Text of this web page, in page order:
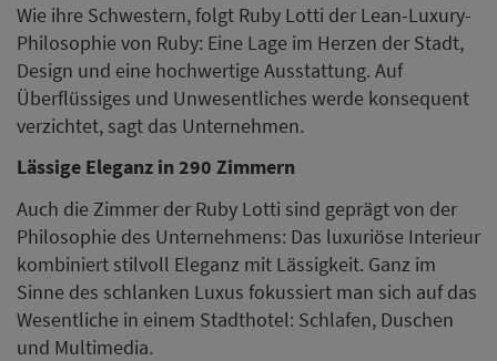
Wie ihre Schwestern, folgt Ruby Lotti der Lean-Luxury-
Philosophie von Ruby: Eine Lage im Herzen der Stadt,
Design und eine hochwertige Ausstattung. Auf
Überflüssiges und Unwesentliches werde konsequent
verzichtet, sagt das Unternehmen.
Lässige Eleganz in 290 Zimmern
Auch die Zimmer der Ruby Lotti sind geprägt von der
Philosophie des Unternehmens: Das luxuriöse Interieur
kombiniert stilvoll Eleganz mit Lässigkeit. Ganz im
Sinne des schlanken Luxus fokussiert man sich auf das
Wesentliche in einem Stadthotel: Schlafen, Duschen
und Multimedia.